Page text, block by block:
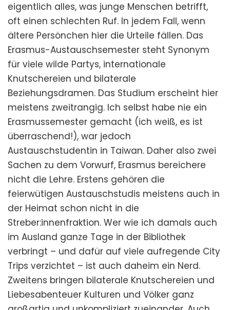
eigentlich alles, was junge Menschen betrifft,
oft einen schlechten Ruf. In jedem Fall, wenn
ältere Persönchen hier die Urteile fällen. Das
Erasmus-Austauschsemester steht Synonym
für viele wilde Partys, internationale
Knutschereien und bilaterale
Beziehungsdramen. Das Studium erscheint hier
meistens zweitrangig. Ich selbst habe nie ein
Erasmussemester gemacht (ich weiß, es ist
überraschend!), war jedoch
Austauschstudentin in Taiwan. Daher also zwei
Sachen zu dem Vorwurf, Erasmus bereichere
nicht die Lehre. Erstens gehören die
feierwütigen Austauschstudis meistens auch in
der Heimat schon nicht in die
Streber:innenfraktion. Wer wie ich damals auch
im Ausland ganze Tage in der Bibliothek
verbringt – und dafür auf viele aufregende City
Trips verzichtet – ist auch daheim ein Nerd.
Zweitens bringen bilaterale Knutschereien und
Liebesabenteuer Kulturen und Völker ganz